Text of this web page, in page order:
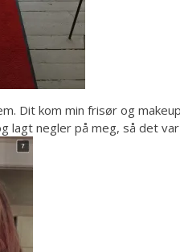
Dit kom min frisør og
lagt negler på meg, så det